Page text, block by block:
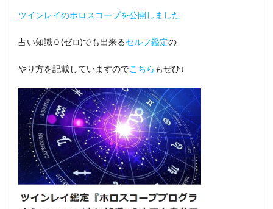
ツインレイのホロスコープを公開しました
占い知識０(ゼロ)でも出来るセルフ鑑定の
やり方を記載していますのでこちら もぜひ↓